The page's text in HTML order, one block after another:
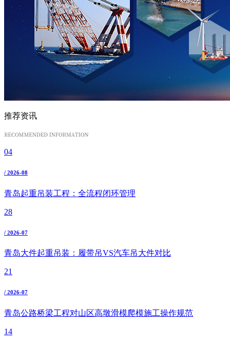
推荐资讯
04
/ 2026-08
青岛起重吊装工程：全流程闭环管理
28
/ 2026-07
青岛大件起重吊装：履带吊VS汽车吊大件对比
21
/ 2026-07
青岛公路桥梁工程对山区高墩滑模爬模施工操作规范
14